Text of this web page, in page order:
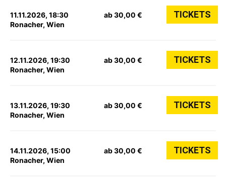
11.11.2026, 18:30
Ronacher, Wien
ab 30,00 € TICKETS
12.11.2026, 19:30
Ronacher, Wien
ab 30,00 € TICKETS
13.11.2026, 19:30
Ronacher, Wien
ab 30,00 € TICKETS
14.11.2026, 15:00
Ronacher, Wien
ab 30,00 € TICKETS